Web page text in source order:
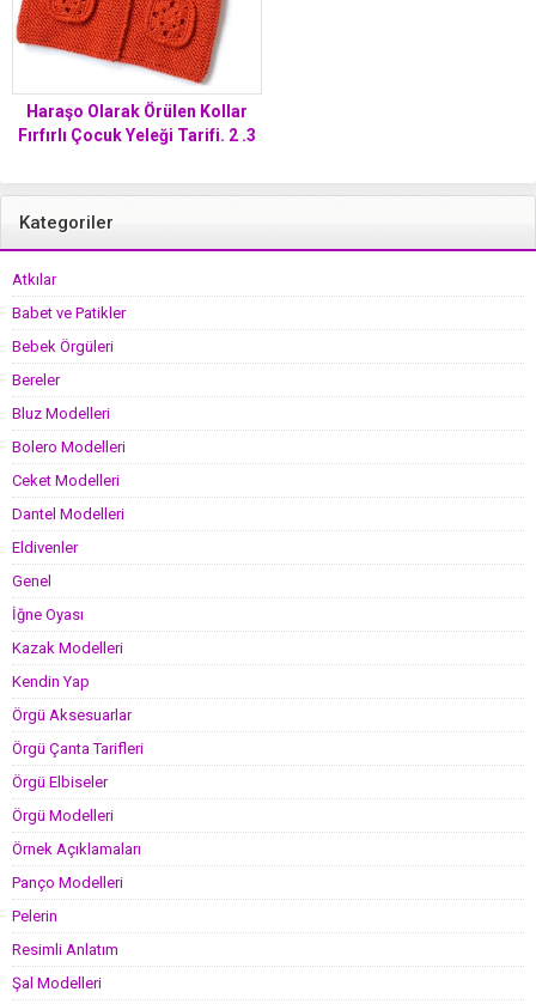
Haraşo Olarak Örülen Kollar
Fırfırlı Çocuk Yeleği Tarifi. 2 .3
Kategoriler
Atkılar
Babet ve Patikler
Bebek Örgüleri
Bereler
Bluz Modelleri
Bolero Modelleri
Ceket Modelleri
Dantel Modelleri
Eldivenler
Genel
İğne Oyası
Kazak Modelleri
Kendin Yap
Örgü Aksesuarlar
Örgü Çanta Tarifleri
Örgü Elbiseler
Örgü Modelleri
Örnek Açıklamaları
Panço Modelleri
Pelerin
Resimli Anlatım
Şal Modelleri